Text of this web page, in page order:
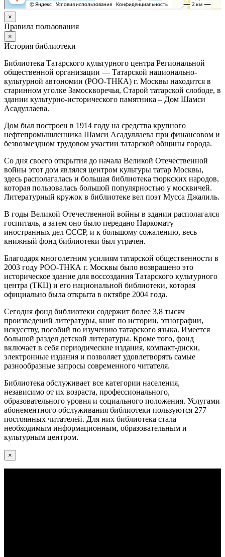
×
Правила пользования
×
История библиотеки
Библиотека Татарского культурного центра Региональной
общественной организации — Татарской национально-
культурной автономии (РОО-ТНКА) г. Москвы находится в
старинном уголке Замоскворечья, Старой татарской слободе, в
здании культурно-исторического памятника – Дом Шамси
Асадуллаева.
Дом был построен в 1914 году на средства крупного
нефтепромышленника Шамси Асадуллаева при финансовом и
безвозмездном трудовом участии татарской общины города.
Со дня своего открытия до начала Великой Отечественной
войны этот дом являлся центром культуры татар Москвы,
здесь располагалась и большая библиотека тюркских народов,
которая пользовалась большой популярностью у москвичей.
Литературный кружок в библиотеке вел поэт Мусса Джалиль.
В годы Великой Отечественной войны в здании располагался
госпиталь, а затем оно было передано Наркомату
иностранных дел СССР, и к большому сожалению, весь
книжный фонд библиотеки был утрачен.
Благодаря многолетним усилиям татарской общественности в
2003 году РОО-ТНКА г. Москвы было возвращено это
историческое здание для воссоздания Татарского культурного
центра (ТКЦ) и его национальной библиотеки, которая
официально была открыта в октябре 2004 года.
Сегодня фонд библиотеки содержит более 3,8 тысяч
произведений литературы, книг по истории, этнографии,
искусству, пособий по изучению татарского языка. Имеется
большой раздел детской литературы. Кроме того, фонд
включает в себя периодические издания, компакт-диски,
электронные издания и позволяет удовлетворять самые
разнообразные запросы современного читателя.
Библиотека обслуживает все категории населения,
независимо от их возраста, профессионального,
образовательного уровня и социального положения. Услугами
абонементного обслуживания библиотеки пользуются 277
постоянных читателей. Для них библиотека стала
необходимым информационным, образовательным и
культурным центром.
×